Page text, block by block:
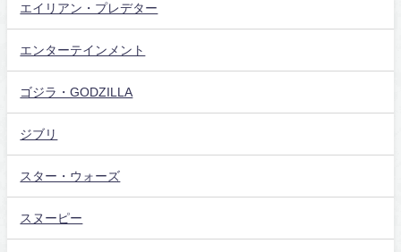
エイリアン・プレデター
エンターテインメント
ゴジラ・GODZILLA
ジブリ
スター・ウォーズ
スヌーピー